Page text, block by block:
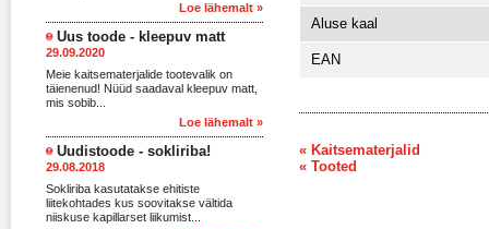
Loe lähemalt »
Uus toode - kleepuv matt
29.09.2020
Meie kaitsematerjalide tootevalik on
täienenud! Nüüd saadaval kleepuv matt,
mis sobib...
Loe lähemalt »
Uudistoode - sokliriba!
29.08.2018
Sokliriba kasutatakse ehitiste
liitekohtades kus soovitakse vältida
niiskuse kapillarset liikumist...
Aluse kaal
EAN
« Kaitsematerjalid
« Tooted